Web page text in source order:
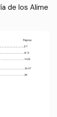
de los Alime